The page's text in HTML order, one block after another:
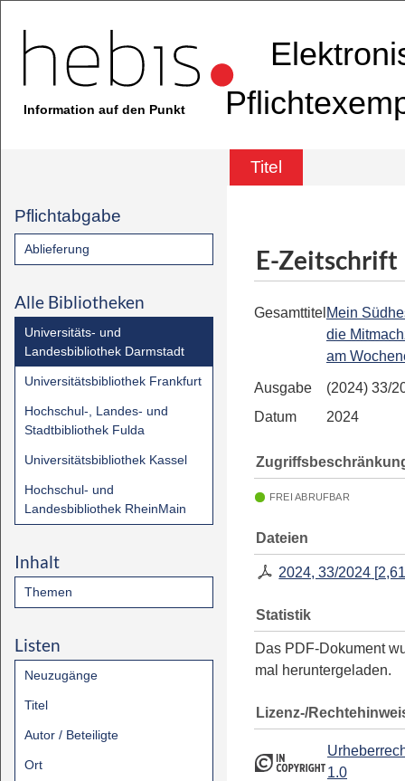
Information auf den Punkt
Titel
Pflichtabgabe
Ablieferung
Alle Bibliotheken
Universitäts- und
Landesbibliothek Darmstadt
Universitätsbibliothek Frankfurt
Hochschul-, Landes- und
Stadtbibliothek Fulda
Universitätsbibliothek Kassel
Hochschul- und
Landesbibliothek RheinMain
Inhalt
Themen
Listen
Neuzugänge
Titel
Autor / Beteiligte
Ort
E-Zeitschrift
Gesamttitel Mein
die
am
Ausgabe
(2024) 33/
Datum
2024
FREI ABRUFBAR
Dateien
2024, 33/2024 [
Statistik
Das PDF-Dokument
mal heruntergeladen.
Lizenz-/
1.0